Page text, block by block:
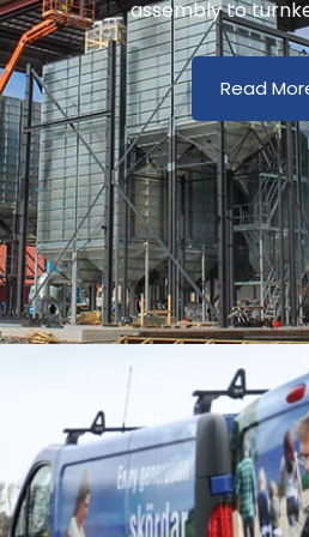
assembly to
Read